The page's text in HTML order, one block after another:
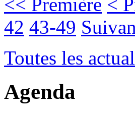
42 43-49
Toutes les
Agenda